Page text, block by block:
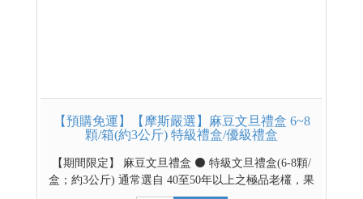
【預購免運】【摩斯嚴選】麻豆文旦禮盒 6~8
顆/箱(約3公斤) 特級禮盒/優級禮盒
【期間限定】 麻豆文旦禮盒 ⚫ 特級文旦禮盒(6-8顆/
盒；約3公斤) 通常選自 40至50年以上之極品老欉，果